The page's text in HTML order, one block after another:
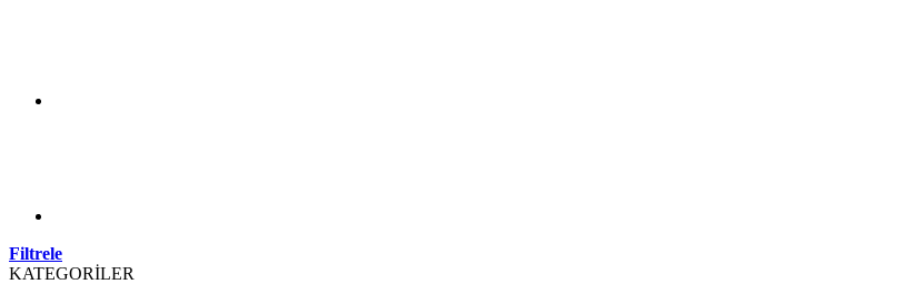
Filtrele
KATEGORİLER